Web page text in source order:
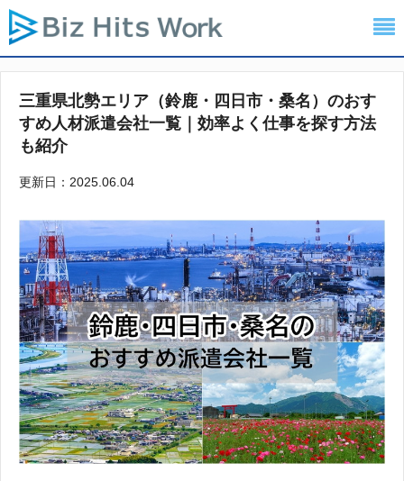
三重県北勢エリア（鈴鹿・四日市・桑名）のおす
すめ人材派遣会社一覧｜効率よく仕事を探す方法
も紹介
更新日：2025.06.04